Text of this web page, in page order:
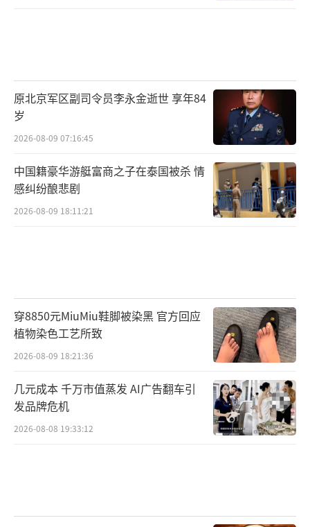
原北京军区副司令员李永金逝世 享年84
岁
2026-08-09 07:16:45
中国籍豪华游艇富商之子在泰国被杀 情
感纠纷酿悲剧
2026-08-09 18:11:21
穿8850元MiuMiu鞋脚被染黑 官方回应
植物染色工艺所致
2026-08-09 18:21:36
几元成本 千万市值蒸发 AI广告翻车引
发品牌危机
2026-08-08 19:33:12